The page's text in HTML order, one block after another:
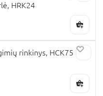
HRK24
rinkinys, HCK75